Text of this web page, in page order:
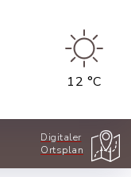
12 °C
Digitaler
Ortsplan